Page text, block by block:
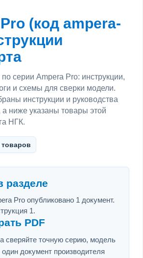
(код ampera-
серии Ampera Pro: инструкции,
и схемы для сверки модели.
инструкции и руководства
а ниже указаны товары этой
НГК.
товаров
разделе
Pro опубликовано 1 документ.
1.
PDF
сверяйте точную серию, модель
один документ производителя